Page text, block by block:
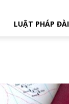
LUẬT PHÁP